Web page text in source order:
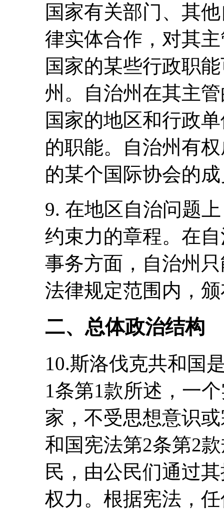
国家有关部门、其
律实体合作，对其
国家的某些行政职
州。自治州在其主
国家的地区和行政
的职能。自治州有
的某个国际协会的
9. 在地区自治问题
约束力的章程。在
事务方面，自治州
法律规定范围内，
二、总体政治结构
10.斯洛伐克共和国
1条第1款所述，一
家，不受思想意识
和国宪法第2条第2
民，由公民们通过
权力。根据宪法，